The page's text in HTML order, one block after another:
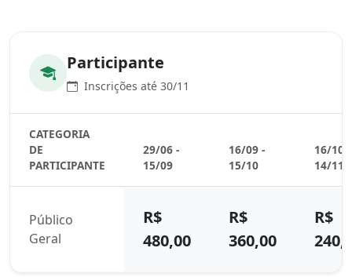
Participante
Inscrições até 30/11
CATEGORIA
DE
PARTICIPANTE
29/06 -
15/09
16/09 -
15/10
16/10 -
14/11
Público
Geral
R$
480,00
R$
360,00
R$